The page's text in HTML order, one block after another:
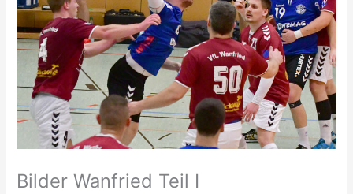
Bilder Wanfried Teil I